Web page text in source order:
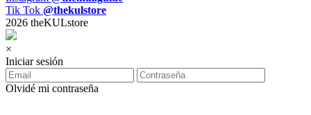
Tik Tok @thekulstore
2026 theKULstore
×
Iniciar sesión
Olvidé mi contraseña